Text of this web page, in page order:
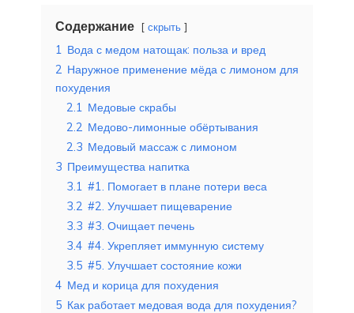
Содержание скрыть
1 Вода с медом натощак: польза и вред
2 Наружное применение мёда с лимоном для
похудения
2.1 Медовые скрабы
2.2 Медово-лимонные обёртывания
2.3 Медовый массаж с лимоном
3 Преимущества напитка
3.1 #1. Помогает в плане потери веса
3.2 #2. Улучшает пищеварение
3.3 #3. Очищает печень
3.4 #4. Укрепляет иммунную систему
3.5 #5. Улучшает состояние кожи
4 Мед и корица для похудения
5 Как работает медовая вода для похудения?